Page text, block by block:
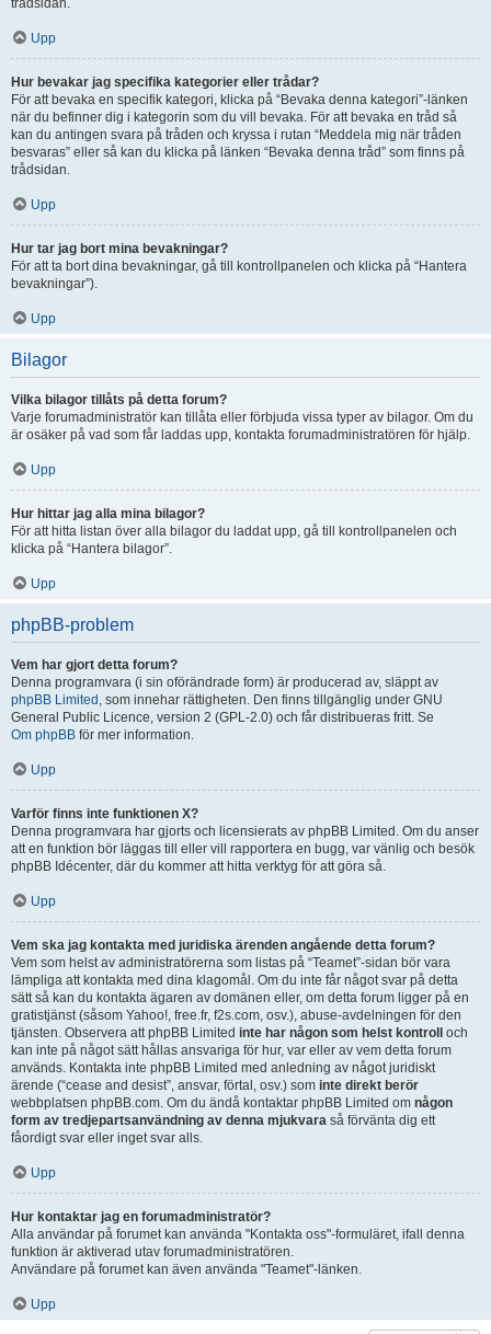
trådsidan.
Upp
Hur bevakar jag specifika kategorier eller trådar?
För att bevaka en specifik kategori, klicka på “Bevaka denna kategori”-länken
när du befinner dig i kategorin som du vill bevaka. För att bevaka en tråd så
kan du antingen svara på tråden och kryssa i rutan “Meddela mig när tråden
besvaras” eller så kan du klicka på länken “Bevaka denna tråd” som finns på
trådsidan.
Upp
Hur tar jag bort mina bevakningar?
För att ta bort dina bevakningar, gå till kontrollpanelen och klicka på “Hantera
bevakningar”).
Upp
Bilagor
Vilka bilagor tillåts på detta forum?
Varje forumadministratör kan tillåta eller förbjuda vissa typer av bilagor. Om du
är osäker på vad som får laddas upp, kontakta forumadministratören för hjälp.
Upp
Hur hittar jag alla mina bilagor?
För att hitta listan över alla bilagor du laddat upp, gå till kontrollpanelen och
klicka på “Hantera bilagor”.
Upp
phpBB-problem
Vem har gjort detta forum?
Denna programvara (i sin oförändrade form) är producerad av, släppt av
phpBB Limited , som innehar rättigheten. Den finns tillgänglig under GNU
General Public Licence, version 2 (GPL-2.0) och får distribueras fritt. Se
Om phpBB för mer information.
Upp
Varför finns inte funktionen X?
Denna programvara har gjorts och licensierats av phpBB Limited. Om du anser
att en funktion bör läggas till eller vill rapportera en bugg, var vänlig och besök
phpBB Idécenter, där du kommer att hitta verktyg för att göra så.
Upp
Vem ska jag kontakta med juridiska ärenden angående detta forum?
Vem som helst av administratörerna som listas på “Teamet”-sidan bör vara
lämpliga att kontakta med dina klagomål. Om du inte får något svar på detta
sätt så kan du kontakta ägaren av domänen eller, om detta forum ligger på en
gratistjänst (såsom Yahoo!, free.fr, f2s.com, osv.), abuse-avdelningen för den
tjänsten. Observera att phpBB Limited inte har någon som helst kontroll
och
kan inte på något sätt hållas ansvariga för hur, var eller av vem detta forum
används. Kontakta inte phpBB Limited med anledning av något juridiskt
ärende (“cease and desist”, ansvar, förtal, osv.) som inte direkt berör
webbplatsen phpBB.com. Om du ändå kontaktar phpBB Limited om någon
form av tredjepartsanvändning av denna mjukvara så förvänta dig ett
fåordigt svar eller inget svar alls.
Upp
Hur kontaktar jag en forumadministratör?
Alla användar på forumet kan använda "Kontakta oss"-formuläret, ifall denna
funktion är aktiverad utav forumadministratören.
Användare på forumet kan även använda "Teamet"-länken.
Upp